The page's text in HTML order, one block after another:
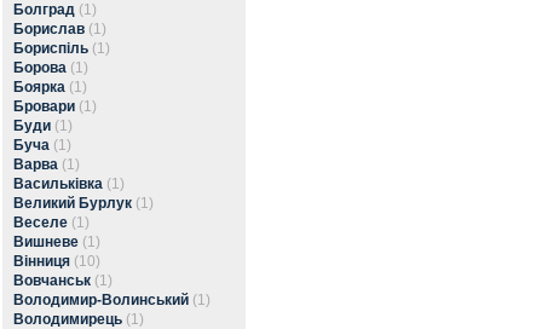
Болград (1)
Борислав (1)
Бориспіль (1)
Борова (1)
Боярка (1)
Бровари (1)
Буди (1)
Буча (1)
Варва (1)
Васильківка (1)
Великий Бурлук (1)
Веселе (1)
Вишневе (1)
Вінниця (10)
Вовчанськ (1)
Володимир-Волинський (1)
Володимирець (1)